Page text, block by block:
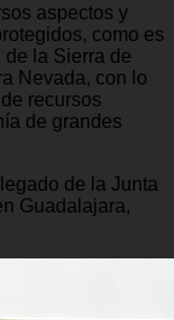
aspectos y
como es
la Sierra de
Nevada, con lo
recursos
de grandes
de la Junta
Guadalajara,